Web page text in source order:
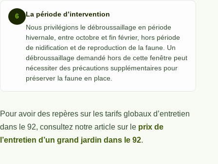
La période d’intervention
Nous privilégions le débroussaillage en période
hivernale, entre octobre et fin février, hors période
de nidification et de reproduction de la faune. Un
débroussaillage demandé hors de cette fenêtre peut
nécessiter des précautions supplémentaires pour
préserver la faune en place.
Pour avoir des repères sur les tarifs globaux d’entretien
dans le 92, consultez notre article sur le prix de
l’entretien d’un grand jardin dans le 92.